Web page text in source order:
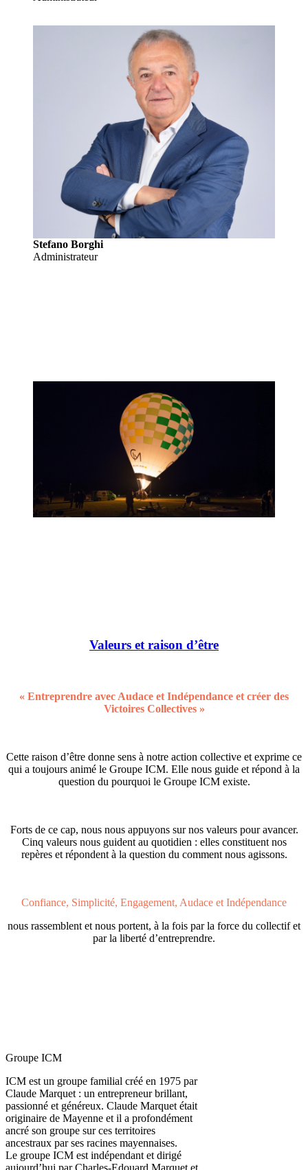
Stefano Borghi
Administrateur
Valeurs et raison d’être
« Entreprendre avec Audace et Indépendance et créer des
Victoires Collectives »
Cette raison d’être donne sens à notre action collective et exprime ce
qui a toujours animé le Groupe ICM. Elle nous guide et répond à la
question du pourquoi le Groupe ICM existe.
Forts de ce cap, nous nous appuyons sur nos valeurs pour avancer.
Cinq valeurs nous guident au quotidien : elles constituent nos
repères et répondent à la question du comment nous agissons.
Confiance, Simplicité, Engagement, Audace et Indépendance
nous rassemblent et nous portent, à la fois par la force du collectif et
par la liberté d’entreprendre.
Groupe ICM
ICM est un groupe familial créé en 1975 par
Claude Marquet : un entrepreneur brillant,
passionné et généreux. Claude Marquet était
originaire de Mayenne et il a profondément
ancré son groupe sur ces territoires
ancestraux par ses racines mayennaises.
Le groupe ICM est indépendant et dirigé
aujourd’hui par Charles-Edouard Marquet et